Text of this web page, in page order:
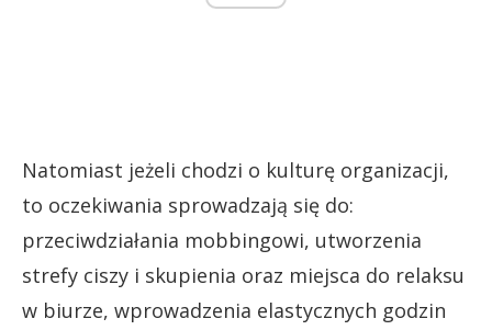
Natomiast jeżeli chodzi o kulturę organizacji,
to oczekiwania sprowadzają się do:
przeciwdziałania mobbingowi, utworzenia
strefy ciszy i skupienia oraz miejsca do relaksu
w biurze, wprowadzenia elastycznych godzin